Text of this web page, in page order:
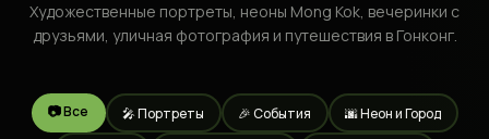
Художественные портреты, неоны Mong Kok, вечеринки с
друзьями, уличная фотография и путешествия в Гонконг.
📷 Все 🎤 Портреты 🎉 События 🌆 Неон и Город